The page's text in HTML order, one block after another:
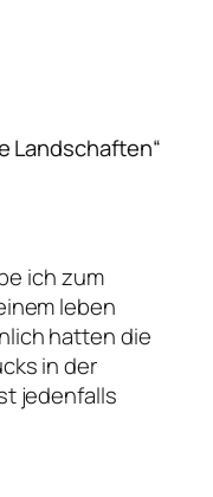
Landschaften“
ich zum
leben
hatten die
in der
jedenfalls